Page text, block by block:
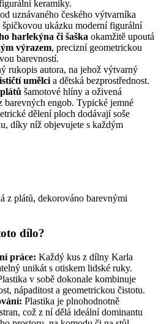
keramiky.
uznávaného českého výtvarníka
špičkovou ukázku moderní figurální
harlekýna či šaška okamžitě upoutá
výrazem, precizní geometrickou
barevností.
rukopis autora, na jehož výtvarný
umělci a dětská bezprostřednost.
šamotové hlíny a oživená
barevných engob. Typické jemné
dělení ploch dodávají soše
díky níž objevujete s každým
z plátů, dekorováno barevnými
dílo?
práce: Každý kus z dílny Karla
unikát s otiskem lidské ruky.
v sobě dokonale kombinuje
nápaditost a geometrickou čistotu.
Plastika je plnohodnotně
což z ní dělá ideální dominantu